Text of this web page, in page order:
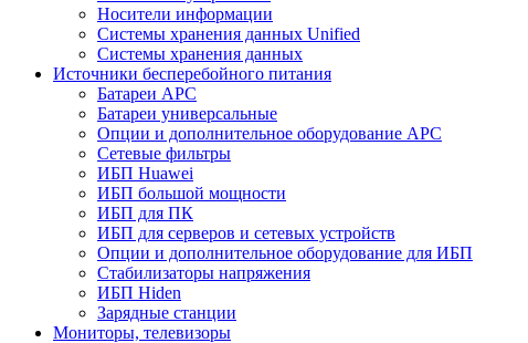
Носители информации
Системы хранения данных Unified
Системы хранения данных
Источники бесперебойного питания
Батареи APC
Батареи универсальные
Опции и дополнительное оборудование АРС
Сетевые фильтры
ИБП Huawei
ИБП большой мощности
ИБП для ПК
ИБП для серверов и сетевых устройств
Опции и дополнительное оборудование для ИБП
Стабилизаторы напряжения
ИБП Hiden
Зарядные станции
Мониторы, телевизоры